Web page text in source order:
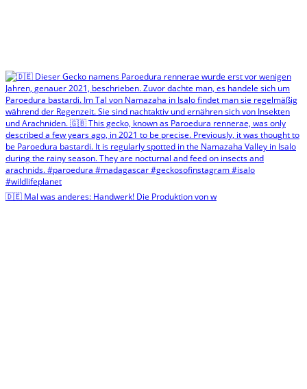
🇩🇪 Mal was anderes: Handwerk! Die Produktion von w